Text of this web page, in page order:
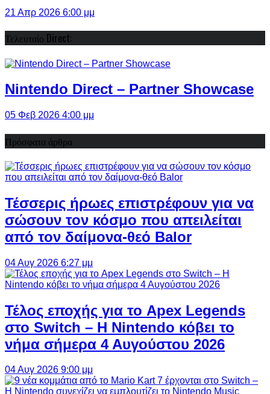
21 Απρ 2026 6:00 μμ
Τελευταίο Direct:
Nintendo Direct – Partner Showcase
05 Φεβ 2026 4:00 μμ
Πρόσφατα άρθρα
Τέσσερις ήρωες επιστρέφουν για να
σώσουν τον κόσμο που απειλείται
από τον δαίμονα-θεό Balor
04 Αυγ 2026 6:27 μμ
Τέλος εποχής για το Apex Legends
στο Switch – Η Nintendo κόβει το
νήμα σήμερα 4 Αυγούστου 2026
04 Αυγ 2026 9:00 μμ